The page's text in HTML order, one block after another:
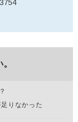
りなかった